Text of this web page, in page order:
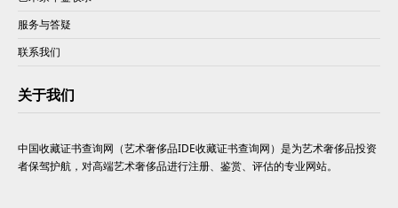
服务与答疑
联系我们
关于我们
中国收藏证书查询网（艺术奢侈品IDE收藏证书查询网）是为艺术奢侈品投资
者保驾护航，对高端艺术奢侈品进行注册、鉴赏、评估的专业网站。